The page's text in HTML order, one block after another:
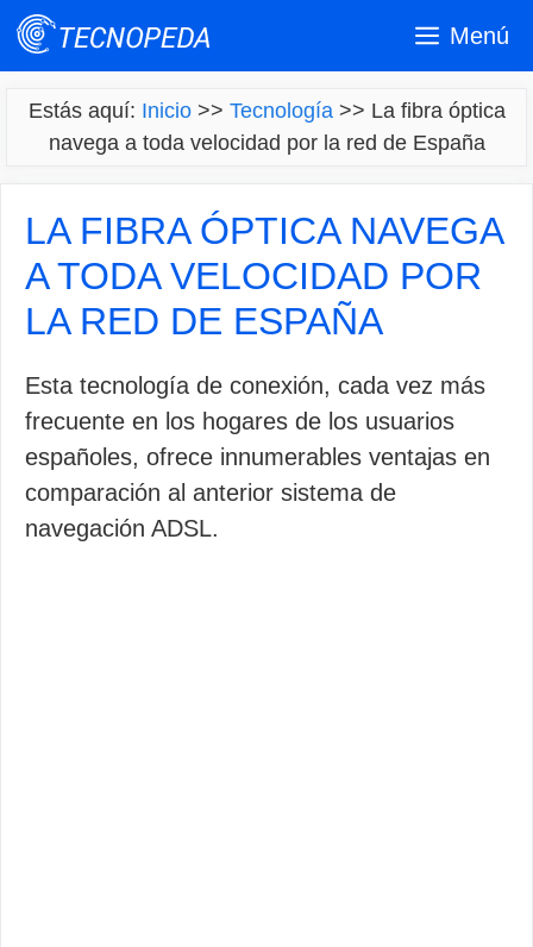
Saltar
Menú
Estás aquí: Inicio>> Tecnología>> La fibra óptica
navega a toda velocidad por la red de España
LA FIBRA ÓPTICA NAVEGA
A TODA VELOCIDAD POR
LA RED DE ESPAÑA
Esta tecnología de conexión, cada vez más
frecuente en los hogares de los usuarios
españoles, ofrece innumerables ventajas en
comparación al anterior sistema de
navegación ADSL.